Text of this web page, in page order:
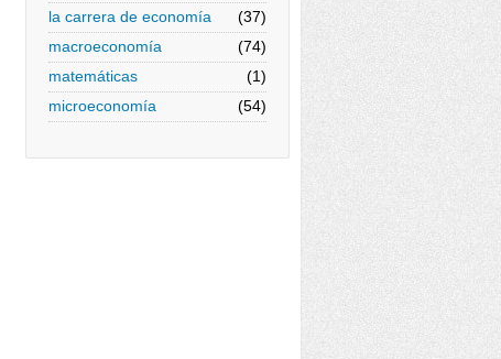
la carrera de economía
(37)
macroeconomía
(74)
matemáticas
(1)
microeconomía
(54)